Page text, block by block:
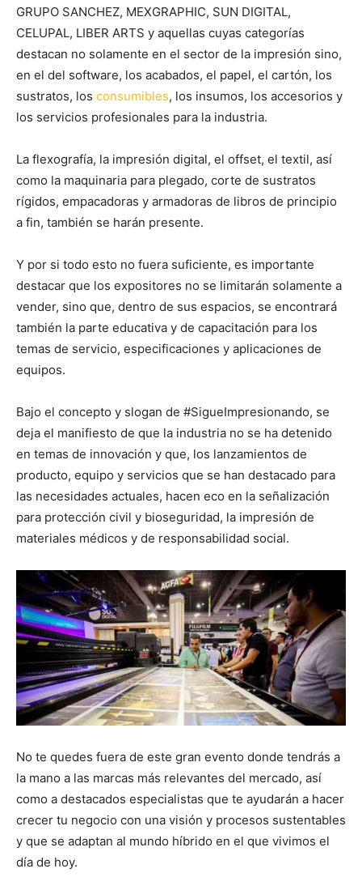
GRUPO SANCHEZ, MEXGRAPHIC, SUN DIGITAL,
CELUPAL, LIBER ARTS y aquellas cuyas categorías
destacan no solamente en el sector de la impresión sino,
en el del software, los acabados, el papel, el cartón, los
sustratos, los consumibles, los insumos, los accesorios y
los servicios profesionales para la industria.
La flexografía, la impresión digital, el offset, el textil, así
como la maquinaria para plegado, corte de sustratos
rígidos, empacadoras y armadoras de libros de principio
a fin, también se harán presente.
Y por si todo esto no fuera suficiente, es importante
destacar que los expositores no se limitarán solamente a
vender, sino que, dentro de sus espacios, se encontrará
también la parte educativa y de capacitación para los
temas de servicio, especificaciones y aplicaciones de
equipos.
Bajo el concepto y slogan de #SigueImpresionando, se
deja el manifiesto de que la industria no se ha detenido
en temas de innovación y que, los lanzamientos de
producto, equipo y servicios que se han destacado para
las necesidades actuales, hacen eco en la señalización
para protección civil y bioseguridad, la impresión de
materiales médicos y de responsabilidad social.
No te quedes fuera de este gran evento donde tendrás a
la mano a las marcas más relevantes del mercado, así
como a destacados especialistas que te ayudarán a hacer
crecer tu negocio con una visión y procesos sustentables
y que se adaptan al mundo híbrido en el que vivimos el
día de hoy.